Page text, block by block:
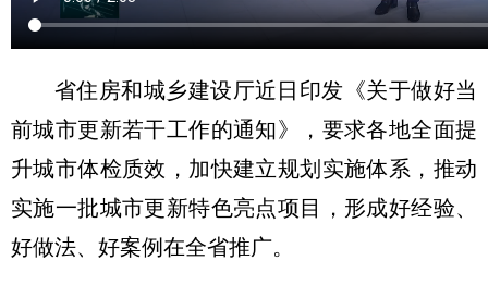
省住房和城乡建设厅近日印发《关于做好当
前城市更新若干工作的通知》，要求各地全面提
升城市体检质效，加快建立规划实施体系，推动
实施一批城市更新特色亮点项目，形成好经验、
好做法、好案例在全省推广。